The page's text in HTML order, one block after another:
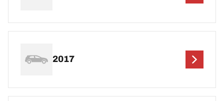
2017